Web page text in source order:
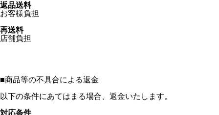
返品送料
お客様負担
再送料
店舗負担
■商品等の不具合による返金
以下の条件にあてはまる場合、返金いたします。
対応条件